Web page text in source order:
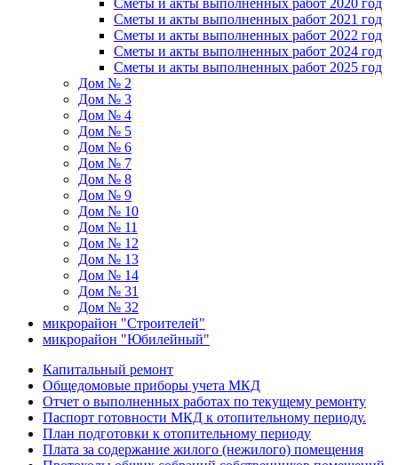
Сметы и акты выполненных работ 2020 год
Сметы и акты выполненных работ 2021 год
Сметы и акты выполненных работ 2022 год
Сметы и акты выполненных работ 2024 год
Сметы и акты выполненных работ 2025 год
Дом № 2
Дом № 3
Дом № 4
Дом № 5
Дом № 6
Дом № 7
Дом № 8
Дом № 9
Дом № 10
Дом № 11
Дом № 12
Дом № 13
Дом № 14
Дом № 31
Дом № 32
микрорайон "Строителей"
микрорайон "Юбилейный"
Капитальный ремонт
Общедомовые приборы учета МКД
Отчет о выполненных работах по текущему ремонту
Паспорт готовности МКД к отопительному периоду.
План подготовки к отопительному периоду
Плата за содержание жилого (нежилого) помещения